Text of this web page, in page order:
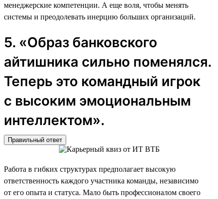
менеджерские компетенции. А еще воля, чтобы менять
системы и преодолевать инерцию больших организаций.
5. «Образ банковского
айтишника сильно поменялся.
Теперь это командный игрок
с высоким эмоциональным
интеллектом».
Правильный ответ
Работа в гибких структурах предполагает высокую
ответственность каждого участника команды, независимо
от его опыта и статуса. Мало быть профессионалом своего